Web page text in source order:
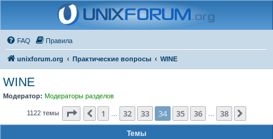
FAQ Правила
unixforum.org Практические вопросы WINE
WINE
Модератор: Модераторы разделов
1122 темы Страница 34из 38
Пред.
1 32 33 34 35 36 38
Темы